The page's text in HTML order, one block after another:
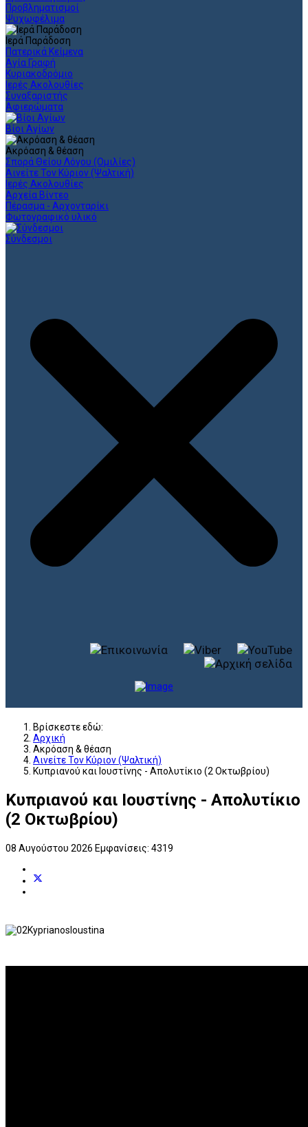
Προβληματισμοί
Ψυχωφέλιμα
Ιερά Παράδοση
Πατερικά Κείμενα
Αγία Γραφή
Κυριακοδρόμιο
Ιερές Ακολουθίες
Συναξαριστής
Αφιερώματα
Βίοι Αγίων
Ακρόαση & θέαση
Σπορά Θείου Λόγου (Ομιλίες)
Αινείτε Τον Κύριον (Ψαλτική)
Ιερές Ακολουθίες
Αρχεία Βίντεο
Πέρασμα - Αρχονταρίκι
Φωτογραφικό υλικό
Σύνδεσμοι
Βρίσκεστε εδώ:
Αρχική
Ακρόαση & θέαση
Αινείτε Τον Κύριον (Ψαλτική)
Κυπριανού και Ιουστίνης - Απολυτίκιο (2 Οκτωβρίου)
Κυπριανού και Ιουστίνης - Απολυτίκιο
(2 Οκτωβρίου)
08 Αυγούστου 2026 Εμφανίσεις: 4319